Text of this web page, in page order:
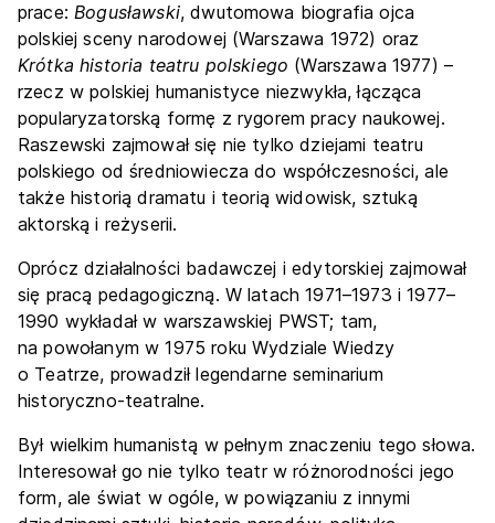
prace:Bogusławski, dwutomowa biografia ojca
polskiej sceny narodowej (Warszawa 1972) oraz
Krótka historia teatru polskiego (Warszawa 1977) –
rzecz w polskiej humanistyce niezwykła, łącząca
popularyzatorską formę z rygorem pracy naukowej.
Raszewski zajmował się nie tylko dziejami teatru
polskiego od średniowiecza do współczesności, ale
także historią dramatu i teorią widowisk, sztuką
aktorską i reżyserii.
Oprócz działalności badawczej i edytorskiej zajmował
się pracą pedagogiczną. W latach 1971–1973 i 1977–
1990 wykładał w warszawskiej PWST; tam,
na powołanym w 1975 roku Wydziale Wiedzy
o Teatrze, prowadził legendarne seminarium
historyczno-teatralne.
Był wielkim humanistą w pełnym znaczeniu tego słowa.
Interesował go nie tylko teatr w różnorodności jego
form, ale świat w ogóle, w powiązaniu z innymi